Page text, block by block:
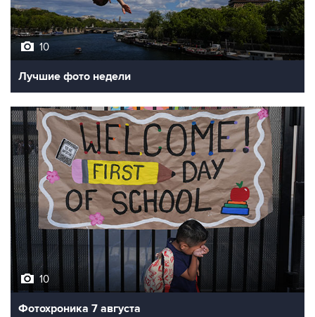
10
Лучшие фото недели
10
Фотохроника 7 августа